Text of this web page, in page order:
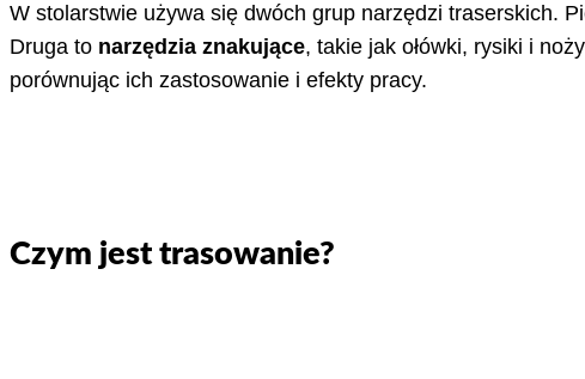
W stolarstwie używa się dwóch grup narzędzi traserskich.
Druga to narzędzia znakujące, takie jak ołówki, rysiki i
porównując ich zastosowanie i efekty pracy.
Czym jest trasowanie?